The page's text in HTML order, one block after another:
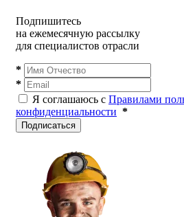
Подпишитесь
на ежемесячную рассылку
для специалистов отрасли
*
*
Я соглашаюсь с Правилами
конфиденциальности *
Подписаться